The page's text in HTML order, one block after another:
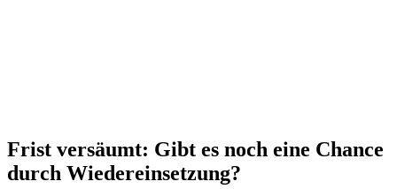
Frist versäumt: Gibt es noch eine Chance
durch Wiedereinsetzung?